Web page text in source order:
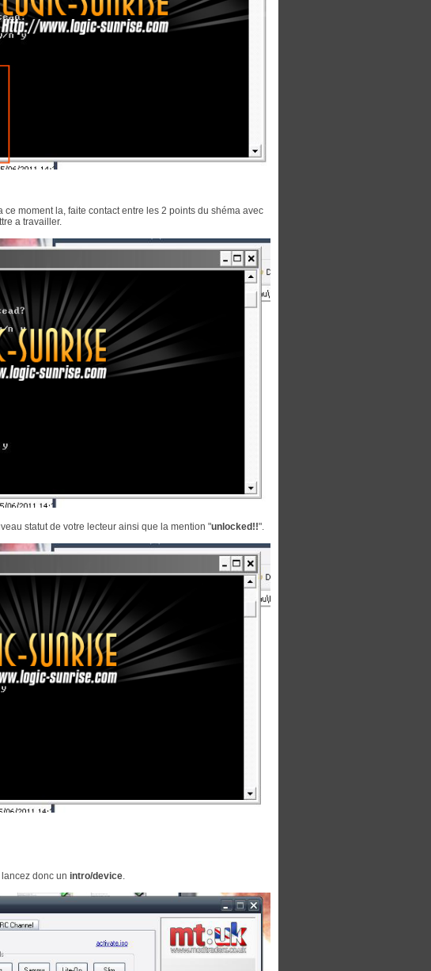
ce moment la, faite contact entre les 2 points du shéma avec
a travailler.
statut de votre lecteur ainsi que la mention "unlocked!!".
lancez donc un intro/device.